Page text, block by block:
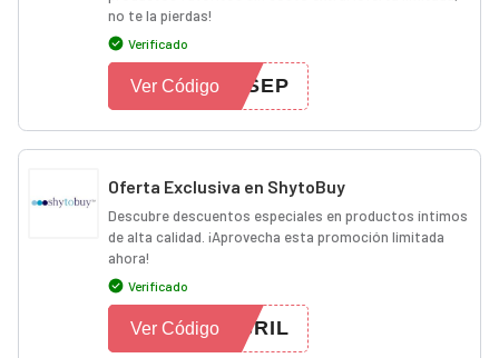
no te la pierdas!
Verificado
OSEP
Ver Código
Oferta Exclusiva en ShytoBuy
Descubre descuentos especiales en productos íntimos
de alta calidad. ¡Aprovecha esta promoción limitada
ahora!
Verificado
BRIL
Ver Código